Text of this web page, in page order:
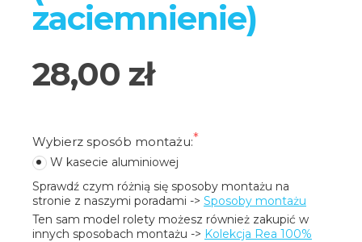
zaciemnienie)
28,00 zł
Wybierz sposób montażu:
W kasecie aluminiowej
Sprawdź czym różnią się sposoby montażu na
stronie z naszymi poradami -> Sposoby montażu
Ten sam model rolety możesz również zakupić w
innych sposobach montażu -> Kolekcja Rea 100%